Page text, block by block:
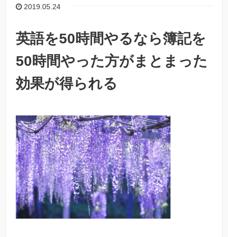
2019.05.24
英語を50時間やるなら簿記を
50時間やった方がまとまった
効果が得られる